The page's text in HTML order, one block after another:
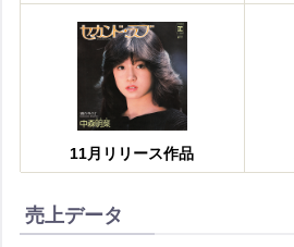
11月リリース作品
売上データ